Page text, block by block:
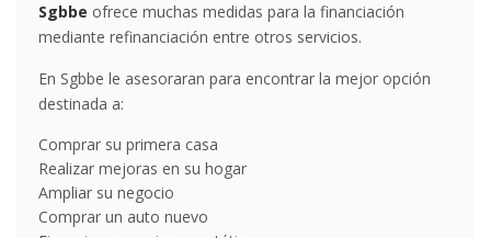
Sgbbe ofrece muchas medidas para la financiación
mediante refinanciación entre otros servicios.
En Sgbbe le asesoraran para encontrar la mejor opción
destinada a:
Comprar su primera casa
Realizar mejoras en su hogar
Ampliar su negocio
Comprar un auto nuevo